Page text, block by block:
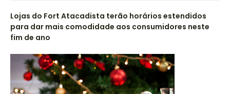
Lojas do Fort Atacadista terão horários estendidos
para dar mais comodidade aos consumidores neste
fim de ano